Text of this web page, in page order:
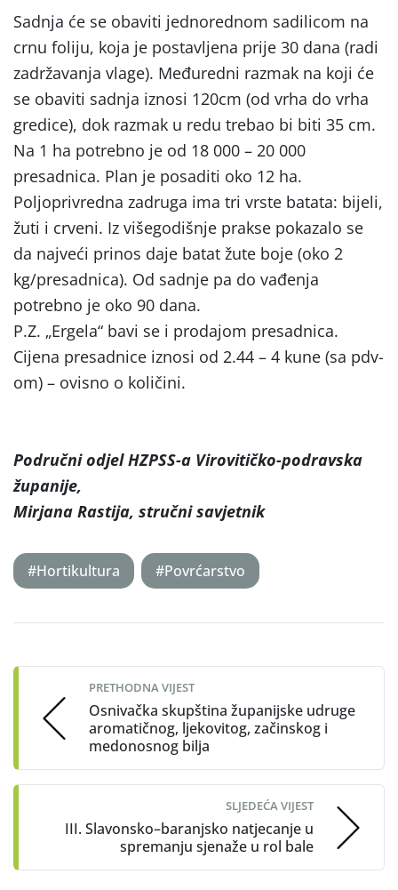
Sadnja će se obaviti jednorednom sadilicom na
crnu foliju, koja je postavljena prije 30 dana (radi
zadržavanja vlage). Međuredni razmak na koji će
se obaviti sadnja iznosi 120cm (od vrha do vrha
gredice), dok razmak u redu trebao bi biti 35 cm.
Na 1 ha potrebno je od 18 000 – 20 000
presadnica. Plan je posaditi oko 12 ha.
Poljoprivredna zadruga ima tri vrste batata: bijeli,
žuti i crveni. Iz višegodišnje prakse pokazalo se
da najveći prinos daje batat žute boje (oko 2
kg/presadnica). Od sadnje pa do vađenja
potrebno je oko 90 dana.
P.Z. „Ergela“ bavi se i prodajom presadnica.
Cijena presadnice iznosi od 2.44 – 4 kune (sa pdv-
om) – ovisno o količini.
Područni odjel HZPSS-a Virovitičko-podravska
županije,
Mirjana Rastija, stručni savjetnik
#Hortikultura #Povrćarstvo
navigation
PRETHODNA VIJEST
Osnivačka skupština županijske udruge
aromatičnog, ljekovitog, začinskog i
medonosnog bilja
SLJEDEĆA VIJEST
III. Slavonsko–baranjsko natjecanje u
spremanju sjenaže u rol bale